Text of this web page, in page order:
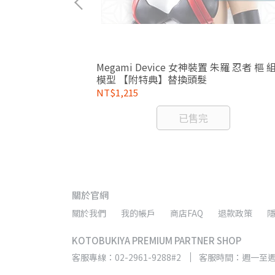
Megami Device 女神裝置 朱羅 忍者 樞
模型 【附特典】替換頭髮
NT$1,215
已售完
關於官網
關於我們 我的帳戶 商店FAQ 退款政策
KOTOBUKIYA PREMIUM PARTNER SHOP
客服專線：02-2961-9288#2 客服時間：週一至